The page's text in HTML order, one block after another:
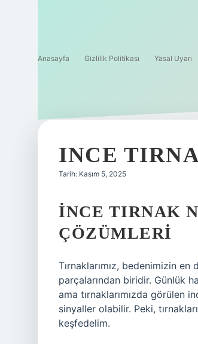
Anasayfa Gizlilik Politikası Yasal Uyarı
INCE
Tarih: Kasım 5, 2025
İNCE TIRNAK
ÇÖZÜMLERI
Tırnaklarımız, bedenimizin
parçalarından biridir. Günlük
ama tırnaklarımızda görülen
sinyaller olabilir. Peki,
keşfedelim.